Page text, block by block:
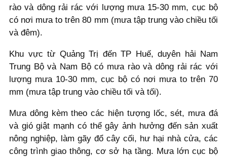
rào và dông rải rác với lượng mưa 15-30 mm, cục bộ
có nơi mưa to trên 80 mm (mưa tập trung vào chiều tối
và đêm).
Khu vực từ Quảng Trị đến TP Huế, duyên hải Nam
Trung Bộ và Nam Bộ có mưa rào và dông rải rác với
lượng mưa 10-30 mm, cục bộ có nơi mưa to trên 70
mm (mưa tập trung vào chiều tối và tối).
Mưa dông kèm theo các hiện tượng lốc, sét, mưa đá
và gió giật mạnh có thể gây ảnh hưởng đến sản xuất
nông nghiệp, làm gãy đổ cây cối, hư hại nhà cửa, các
công trình giao thông, cơ sở hạ tầng. Mưa lớn cục bộ